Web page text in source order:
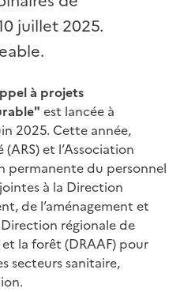
juillet 2025.
à projets
est lancée à
2025. Cette année,
et l’Association
permanente du personnel
à la Direction
de l’aménagement et
régionale de
la forêt (DRAAF) pour
secteurs sanitaire,